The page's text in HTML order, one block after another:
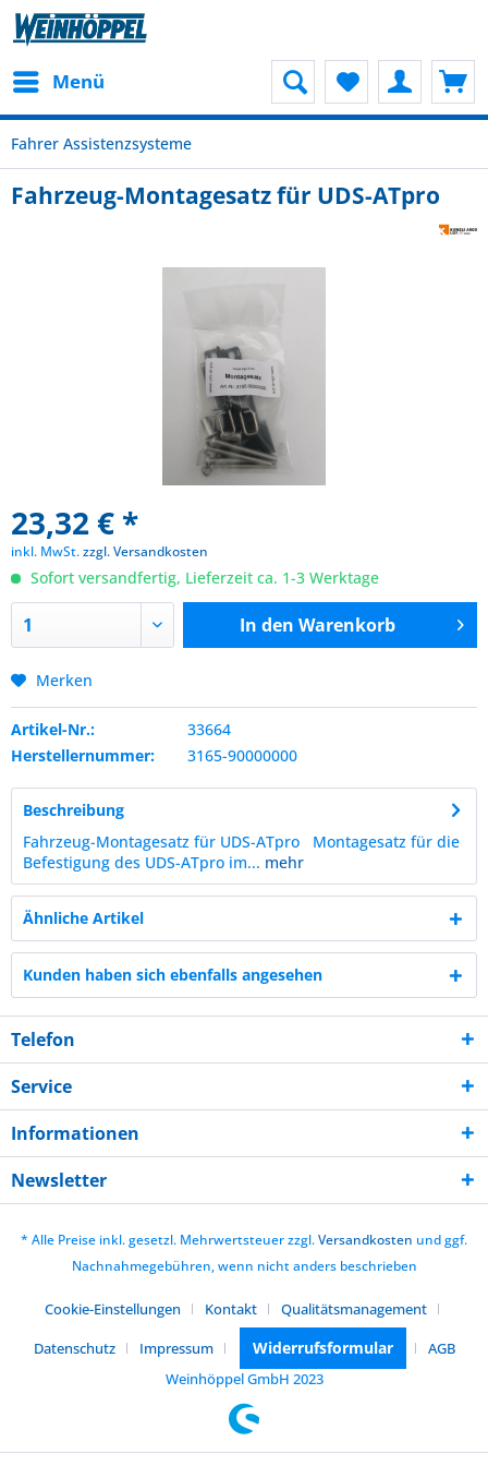
Menü
Fahrer Assistenzsysteme
Fahrzeug-Montagesatz für UDS-ATpro
23,32 € *
inkl. MwSt.zzgl. Versandkosten
Sofort versandfertig, Lieferzeit ca. 1-3 Werktage
In den Warenkorb
Merken
Artikel-Nr.:
33664
Herstellernummer:
3165-90000000
Beschreibung
Fahrzeug-Montagesatz für UDS-ATpro Montagesatz für die
Befestigung des UDS-ATpro im... mehr
Ähnliche Artikel
Kunden haben sich ebenfalls angesehen
Telefon
Service
Informationen
Newsletter
* Alle Preise inkl. gesetzl. Mehrwertsteuer zzgl.Versandkosten und ggf.
Nachnahmegebühren, wenn nicht anders beschrieben
Cookie-Einstellungen Kontakt
Qualitätsmanagement
Datenschutz
Impressum Widerrufsformular
AGB
Weinhöppel GmbH 2023